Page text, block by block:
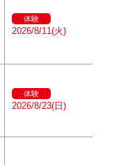
体験
2026/8/11(火)
体験
2026/8/23(日)